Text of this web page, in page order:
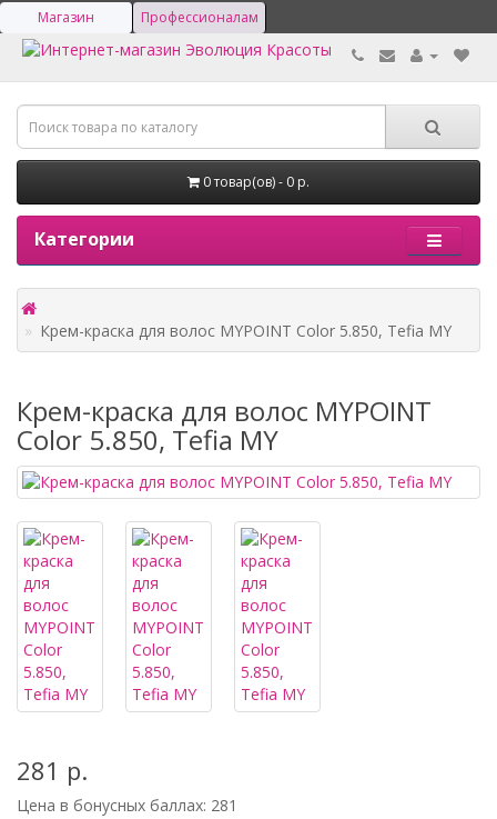
Магазин Профессионалам
0 товар(ов) - 0 р.
Категории
Крем-краска для волос MYPOINT Color 5.850, Tefia MY
Крем-краска для волос MYPOINT
Color 5.850, Tefia MY
281 р.
Цена в бонусных баллах: 281